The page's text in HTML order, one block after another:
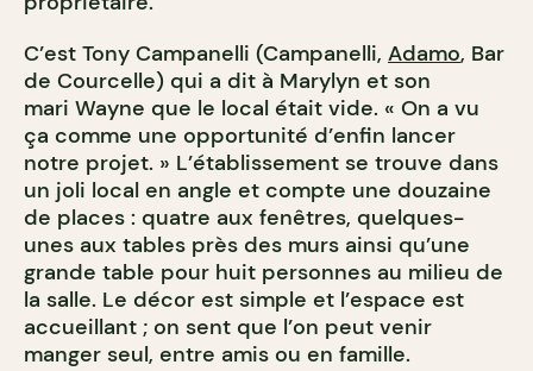
C’est Tony Campanelli (Campanelli, Adamo, Bar
de Courcelle) qui a dit à Marylyn et son
mari Wayne que le local était vide. « On a vu
ça comme une opportunité d’enfin lancer
notre projet. » L’établissement se trouve dans
un joli local en angle et compte une douzaine
de places : quatre aux fenêtres, quelques-
unes aux tables près des murs ainsi qu’une
grande table pour huit personnes au milieu de
la salle. Le décor est simple et l’espace est
accueillant ; on sent que l’on peut venir
manger seul, entre amis ou en famille.